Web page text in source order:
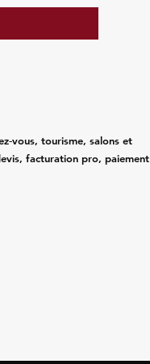
tourisme, salons et
facturation pro, paiement